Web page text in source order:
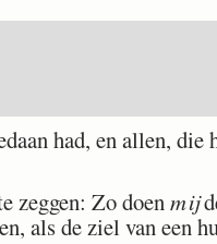
had, en allen, die
zeggen: Zo doenmij
als de ziel van een